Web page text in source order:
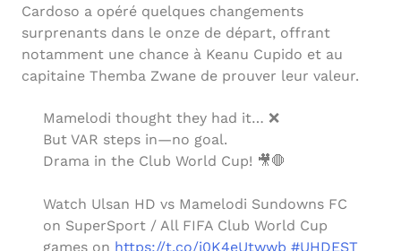
Cardoso a opéré quelques changements
surprenants dans le onze de départ, offrant
notamment une chance à Keanu Cupido et au
capitaine Themba Zwane de prouver leur valeur.
Mamelodi thought they had it… ❌
But VAR steps in—no goal.
Drama in the Club World Cup! 🎥🛑
Watch Ulsan HD vs Mamelodi Sundowns FC
on SuperSport / All FIFA Club World Cup
games on https://t.co/i0K4eUtwwb #UHDEST